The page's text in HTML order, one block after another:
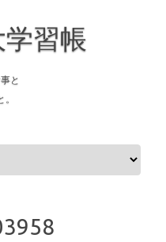
習帳
と
。